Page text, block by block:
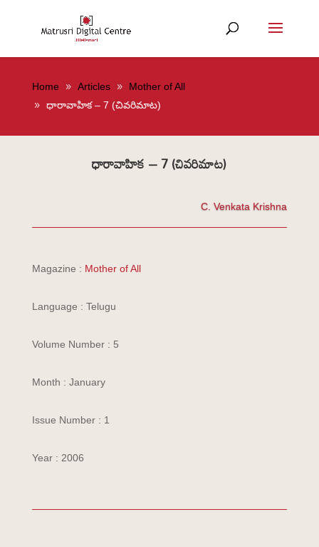
Home Articles
Mother of All
ధారావాహిక – 7 (చివరిమాట)
ధారావాహిక – 7 (చివరిమాట)
C. Venkata Krishna
Magazine : Mother of All
Language : Telugu
Volume Number : 5
Month : January
Issue Number : 1
Year : 2006